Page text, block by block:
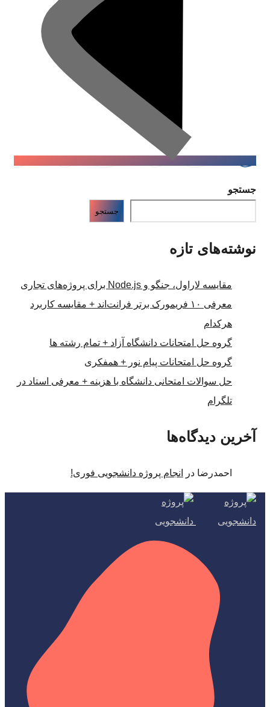
جستجو
جستجو
نوشته‌های تازه
مقایسه لاراول، جنگو و Node.js برای پروژه‌های تجاری
معرفی ۱۰ فریمورک برتر فرانت‌اند + مقایسه کاربرد
هرکدام
گروه حل امتحانات دانشگاه آزاد + تمام رشته ها
گروه حل امتحانات پیام نور + همفکری
حل سوالات امتحانی دانشگاه با هزینه + معرفی استاد در
تلگرام
آخرین دیدگاه‌ها
احمدرضا در انجام پروژه دانشجویی فوری!